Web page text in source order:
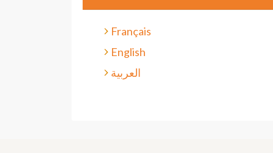
Français
English
العربية